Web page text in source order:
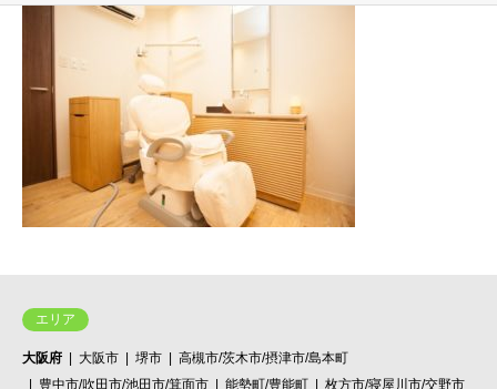
エリア
大阪府 大阪市 堺市
高槻市/茨木市/摂津市/島本町
豊中市/吹田市/池田市/箕面市
能勢町/豊能町
枚方市/寝屋川市/交野市